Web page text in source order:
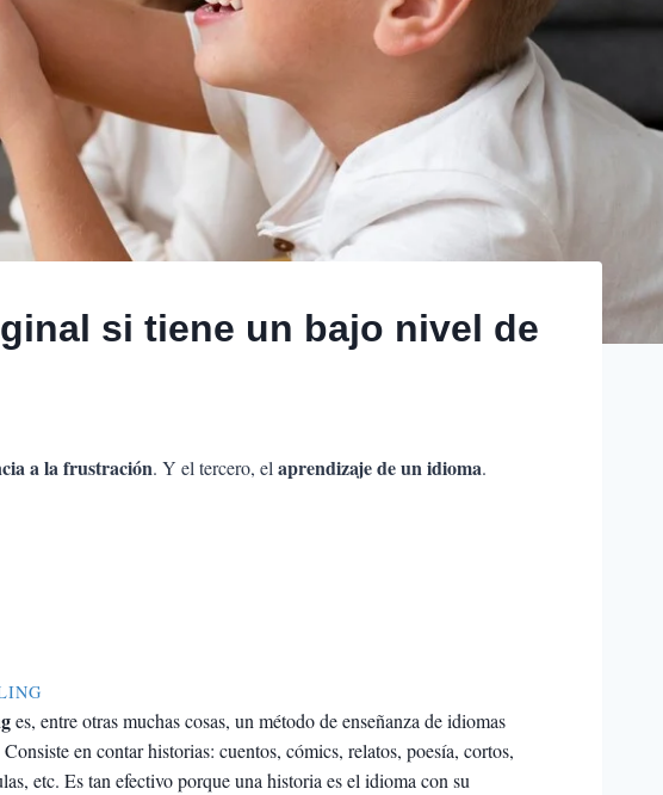
si tiene un bajo nivel de
a la frustración. Y el tercero, elaprendizaje de un idioma.
es, entre otras muchas cosas, un método de enseñanza de idiomas
en contar historias: cuentos, cómics, relatos, poesía, cortos,
etc. Es tan efectivo porque una historia es el idioma con su